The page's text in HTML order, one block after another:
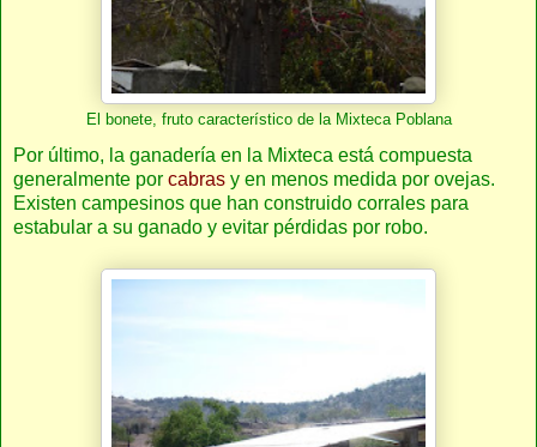
El bonete, fruto característico de la Mixteca Poblana
Por último, la ganadería en la Mixteca está compuesta
generalmente por cabras y en menos medida por ovejas.
Existen campesinos que han construido corrales para
estabular a su ganado y evitar pérdidas por robo.